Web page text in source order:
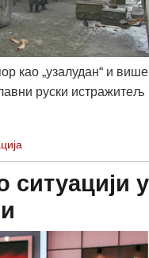
као „узалудан“ и више
руски истражитељ
ситуацији у